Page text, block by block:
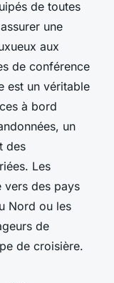
de toutes
une
aux
de conférence
est un véritable
à bord
un
des
Les
vers des pays
Nord ou les
de
de croisière.